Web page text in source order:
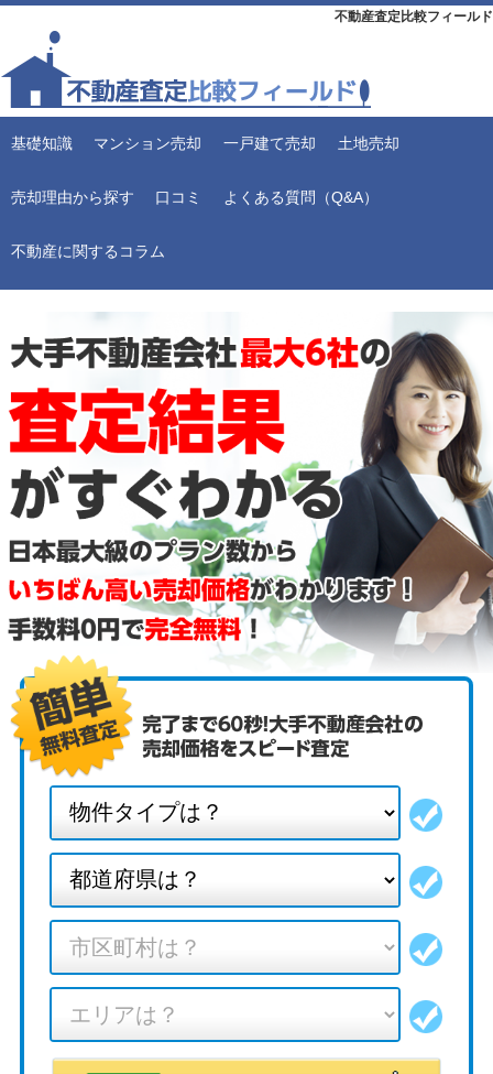
不動産査定比較フィールド
基礎知識 マンション売却 一戸建て売却 土地売却
売却理由から探す 口コミ よくある質問（Q&A）
不動産に関するコラム